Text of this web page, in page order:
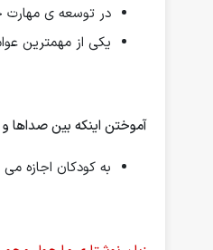
در توسعه ی مهارت
یکی از مهمترین
آموختن اینكه بین صداها
به كودكان اجازه